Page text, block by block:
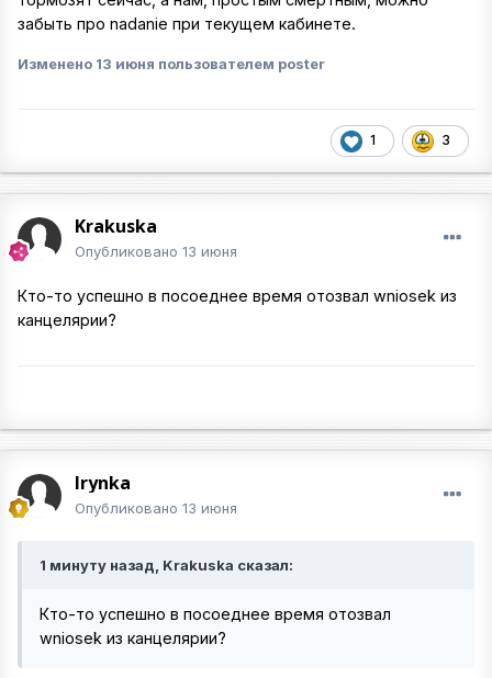
забыть про nadanie при текущем кабинете.
Изменено 13 июня пользователем poster
1 3
Krakuska
Опубликовано 13 июня
Кто-то успешно в посоеднее время отозвал wniosek из
канцелярии?
Irynka
Опубликовано 13 июня
1 минуту назад, Krakuska сказал:
Кто-то успешно в посоеднее время отозвал
wniosek из канцелярии?